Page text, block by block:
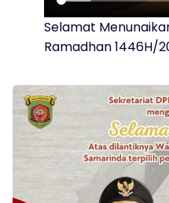
Selamat
Ramadhan 1446H/